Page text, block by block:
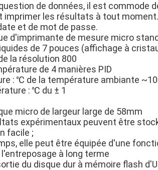
de données, il est commode
les résultats à tout moment.
et de mot de passe.
d'imprimante de mesure micro
de 7 pouces (affichage à
la résolution 800
de 4 manières PID
: ℃ de la température ambiante
: ℃ du ± 1
micro de largeur large de 58mm
expérimentaux peuvent être
facile ;
elle peut être équipée d'une
à long terme
du disque dur à mémoire flash